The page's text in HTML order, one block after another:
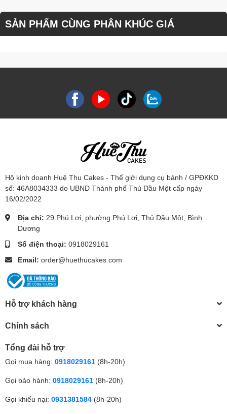
SẢN PHẨM CÙNG PHÂN KHÚC GIÁ
Hộ kinh doanh Huệ Thu Cakes - Thế giới dụng cụ bánh / GPĐKKD
số: 46A8034333 do UBND Thành phố Thủ Dầu Một cấp ngày
16/02/2022
Địa chỉ: 29 Phú Lợi, phường Phú Lợi, Thủ Dầu Một, Bình
Dương
Số điện thoại: 0918029161
Email: order@huethucakes.com
Hỗ trợ khách hàng
Chính sách
Tổng đài hỗ trợ
Gọi mua hàng: 0918029161 (8h-20h)
Gọi bảo hành: 0918029161 (8h-20h)
Gọi khiếu nại: 0931381584 (8h-20h)